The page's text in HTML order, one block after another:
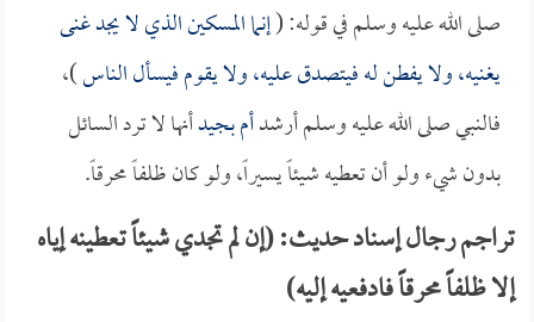
صلى الله عليه وسلم في قوله: (إنما المسكين الذي لا يجد غنى
يغنيه، ولا يفطن له فيتصدق عليه، ولا يقوم فيسأل الناس)،
فالنبي صلى الله عليه وسلم أرشدأم بجيدأنها لا ترد السائل
بدون شيء ولو أن تعطيه شيئاً يسيراً، ولو كان ظلفاً محرقاً.
تراجم رجال إسناد حديث: (إن لم تجدي شيئاً تعطينه إياه
إلا ظلفاً محرقاً فادفعيه إليه)